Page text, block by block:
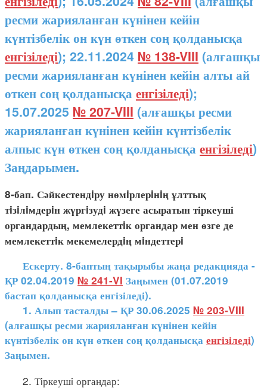
ресми жарияланған күнінен кейін
күнтізбелік он күн өткен соң қолданысқа
енгізіледі); 22.11.2024 № 138-VIII (алғашқы
ресми жарияланған күнінен кейін алты ай
өткен соң қолданысқа енгізіледі);
15.07.2025 № 207-VIII (алғашқы ресми
жарияланған күнінен кейін күнтізбелік
алпыс күн өткен соң қолданысқа енгізіледі)
Заңдарымен.
8-бап. Сәйкестендiру нөмiрлерiнiң ұлттық
тiзiлiмдерiн жүргiзудi жүзеге асыратын тіркеуші
органдардың, мемлекеттiк органдар мен өзге де
мемлекеттiк мекемелердiң мiндеттерi
Ескерту. 8-баптың тақырыбы жаңа редакцияда -
ҚР 02.04.2019 № 241-VI Заңымен (01.07.2019
бастап қолданысқа енгізіледі).
1. Алып тасталды – ҚР 30.06.2025 № 203-VIII
(алғашқы ресми жарияланған күнінен кейін
күнтізбелік он күн өткен соң қолданысқа енгізіледі)
Заңымен.
2. Тiркеушi органдар: